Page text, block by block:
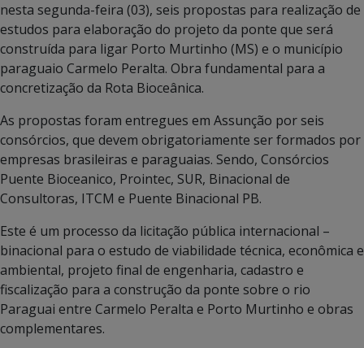
nesta segunda-feira (03), seis propostas para realização de
estudos para elaboração do projeto da ponte que será
construída para ligar Porto Murtinho (MS) e o município
paraguaio Carmelo Peralta. Obra fundamental para a
concretização da Rota Bioceânica.
As propostas foram entregues em Assunção por seis
consórcios, que devem obrigatoriamente ser formados por
empresas brasileiras e paraguaias. Sendo, Consórcios
Puente Bioceanico, Prointec, SUR, Binacional de
Consultoras, ITCM e Puente Binacional PB.
Este é um processo da licitação pública internacional –
binacional para o estudo de viabilidade técnica, econômica e
ambiental, projeto final de engenharia, cadastro e
fiscalização para a construção da ponte sobre o rio
Paraguai entre Carmelo Peralta e Porto Murtinho e obras
complementares.